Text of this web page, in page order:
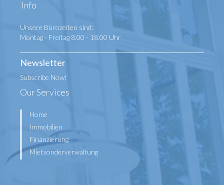
Info
Unsere Bürozeiten sind:
Montag - Freitag 8.00 - 18.00 Uhr
Newsletter
Subscribe Now!
Our Services
Home
Immobilien
Finanzierung
Mietsonderverwaltung